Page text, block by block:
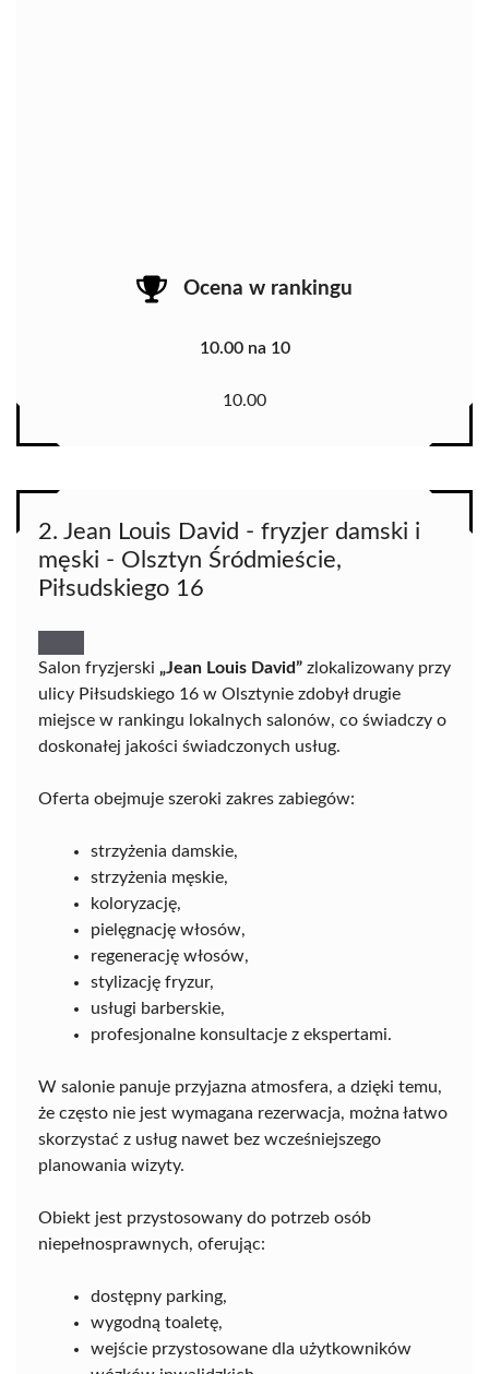
Ocena w rankingu
10.00 na 10
10.00
2. Jean Louis David - fryzjer damski i
męski - Olsztyn Śródmieście,
Piłsudskiego 16
Salon fryzjerski „Jean Louis David” zlokalizowany przy
ulicy Piłsudskiego 16 w Olsztynie zdobył drugie
miejsce w rankingu lokalnych salonów, co świadczy o
doskonałej jakości świadczonych usług.
Oferta obejmuje szeroki zakres zabiegów:
strzyżenia damskie,
strzyżenia męskie,
koloryzację,
pielęgnację włosów,
regenerację włosów,
stylizację fryzur,
usługi barberskie,
profesjonalne konsultacje z ekspertami.
W salonie panuje przyjazna atmosfera, a dzięki temu,
że często nie jest wymagana rezerwacja, można łatwo
skorzystać z usług nawet bez wcześniejszego
planowania wizyty.
Obiekt jest przystosowany do potrzeb osób
niepełnosprawnych, oferując:
dostępny parking,
wygodną toaletę,
wejście przystosowane dla użytkowników